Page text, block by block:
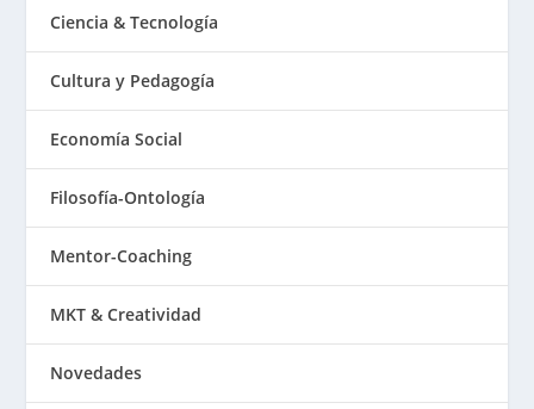
Ciencia & Tecnología
Cultura y Pedagogía
Economía Social
Filosofía-Ontología
Mentor-Coaching
MKT & Creatividad
Novedades